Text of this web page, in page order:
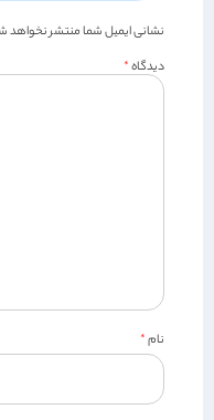
نشانی ایمیل شما منتشر نخواهد شد.
دیدگاه*
نام*